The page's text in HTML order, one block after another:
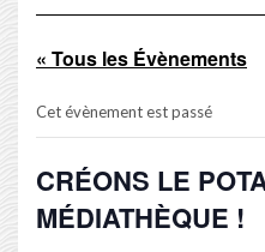
« Tous les Évènements
Cet évènement est passé
CRÉONS LE
MÉDIATHÈQUE !